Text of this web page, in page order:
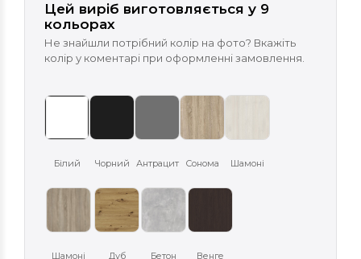
Цей виріб виготовляється у 9
кольорах
Не знайшли потрібний колір на фото? Вкажіть
колір у коментарі при оформленні замовлення.
Білий Чорний Антрацит Сонома Шамоні
Шамоні Дуб Бетон Венге